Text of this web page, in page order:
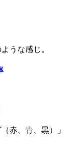
うな感じ。
赤、青、黒）」